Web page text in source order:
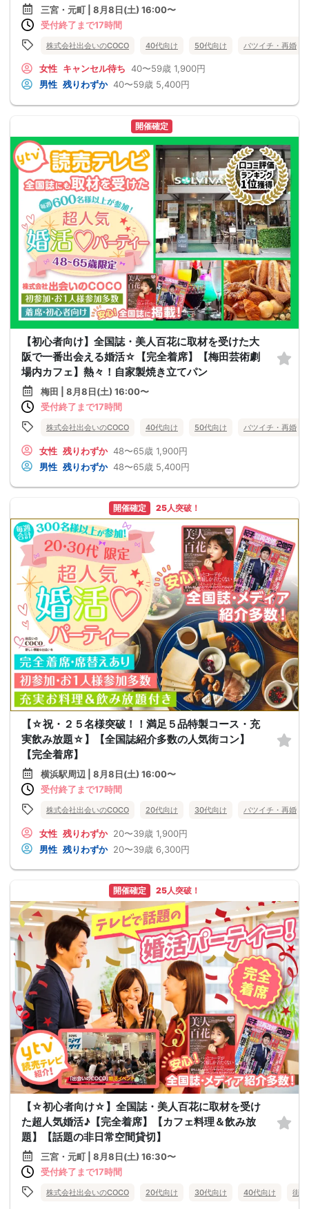
三宮・元町 | 8月8日(土) 16:00〜
受付終了まで17時間
株式会社出会いのCOCO 40代向け 50代向け バツイチ・再婚
女性 キャンセル待ち 40〜59歳 1,900円
男性 残りわずか 40〜59歳 5,400円
開催確定
【初心者向け】全国誌・美人百花に取材を受けた大
阪で一番出会える婚活☆【完全着席】【梅田芸術劇
場内カフェ】熱々！自家製焼き立てパン
梅田 | 8月8日(土) 16:00〜
受付終了まで17時間
株式会社出会いのCOCO 40代向け 50代向け バツイチ・再婚
女性 残りわずか 48〜65歳 1,900円
男性 残りわずか 48〜65歳 5,400円
開催確定 25人突破！
【☆祝・２５名様突破！！満足５品特製コース・充
実飲み放題☆】【全国誌紹介多数の人気街コン】
【完全着席】
横浜駅周辺 | 8月8日(土) 16:00〜
受付終了まで17時間
株式会社出会いのCOCO 20代向け 30代向け バツイチ・再婚
女性 残りわずか 20〜39歳 1,900円
男性 残りわずか 20〜39歳 6,300円
開催確定 25人突破！
【☆初心者向け☆】全国誌・美人百花に取材を受け
た超人気婚活♪【完全着席】【カフェ料理＆飲み放
題】【話題の非日常空間貸切】
三宮・元町 | 8月8日(土) 16:30〜
受付終了まで17時間
株式会社出会いのCOCO 20代向け 30代向け 40代向け 街